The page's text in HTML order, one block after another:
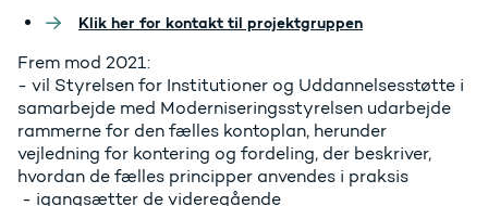
Klik her for kontakt til projektgruppen
Frem mod 2021:
- vil Styrelsen for Institutioner og Uddannelsesstøtte i
samarbejde med Moderniseringsstyrelsen udarbejde
rammerne for den fælles kontoplan, herunder
vejledning for kontering og fordeling, der beskriver,
hvordan de fælles principper anvendes i praksis
- igangsætter de videregående